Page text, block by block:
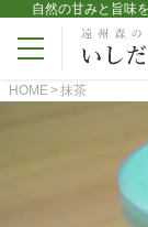
自然の甘みと旨味
HOME 抹茶